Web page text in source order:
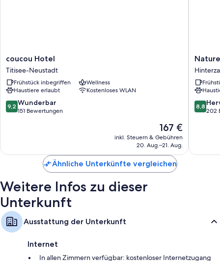
coucou
Hotel
Titisee-
Neustadt
coucou Hotel
Titisee-Neustadt
Frühstück inbegriffen
Wellness
Haustiere erlaubt
Kostenloses WLAN
9.2
von
9,2 Wunderbar
151 Bewertungen
Der
Preis
beträgt
167 €
inkl. Steuern & Gebühren
20. Aug.–21. Aug.
Nature
Titisee
8.8
von
8,8
202
Ähnliche Unterkünfte vergleichen
Weitere Infos zu dieser
Unterkunft
Ausstattung der Unterkunft
Internet
In allen Zimmern verfügbar: kostenloser Internetzugang